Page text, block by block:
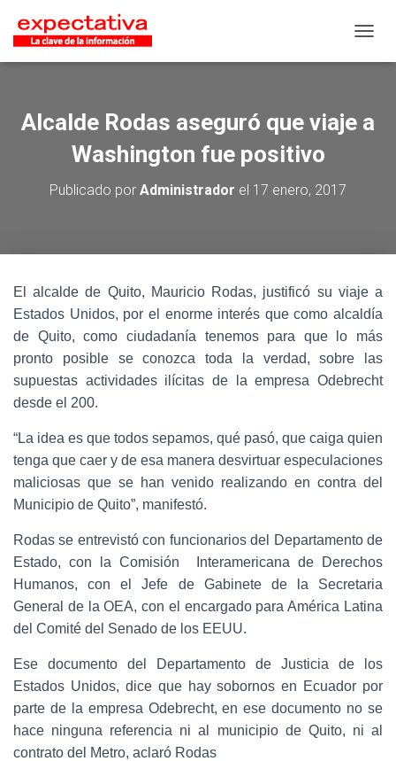
Alcalde Rodas aseguró que viaje a
Washington fue positivo
Publicado por Administrador el 17 enero, 2017
El alcalde de Quito, Mauricio Rodas, justificó su viaje a
Estados Unidos, por el enorme interés que como alcaldía
de Quito, como ciudadanía tenemos para que lo más
pronto posible se conozca toda la verdad, sobre las
supuestas actividades ilícitas de la empresa Odebrecht
desde el 200.
“La idea es que todos sepamos, qué pasó, que caiga quien
tenga que caer y de esa manera desvirtuar especulaciones
maliciosas que se han venido realizando en contra del
Municipio de Quito”, manifestó.
Rodas se entrevistó con funcionarios del Departamento de
Estado, con la Comisión Interamericana de Derechos
Humanos, con el Jefe de Gabinete de la Secretaria
General de la OEA, con el encargado para América Latina
del Comité del Senado de los EEUU.
Ese documento del Departamento de Justicia de los
Estados Unidos, dice que hay sobornos en Ecuador por
parte de la empresa Odebrecht, en ese documento no se
hace ninguna referencia ni al municipio de Quito, ni al
contrato del Metro, aclaró Rodas